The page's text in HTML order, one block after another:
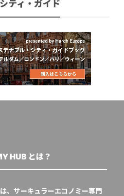
ティ・ガイド
HUB とは？
サーキュラーエコノミー専門